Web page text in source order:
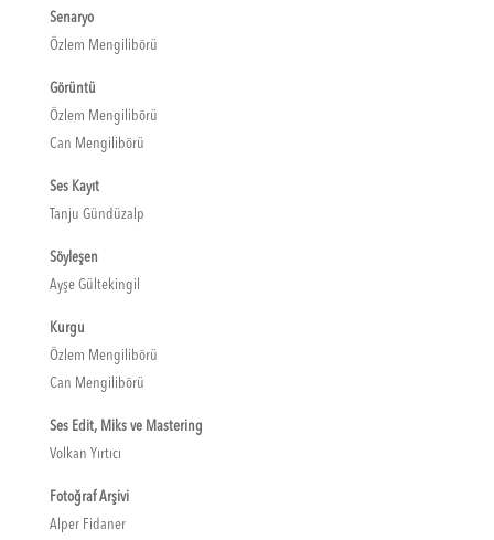
Senaryo
Özlem Mengilibörü
Görüntü
Özlem Mengilibörü
Can Mengilibörü
Ses Kayıt
Tanju Gündüzalp
Söyleşen
Ayşe Gültekingil
Kurgu
Özlem Mengilibörü
Can Mengilibörü
Ses Edit, Miks ve Mastering
Volkan Yırtıcı
Fotoğraf Arşivi
Alper Fidaner